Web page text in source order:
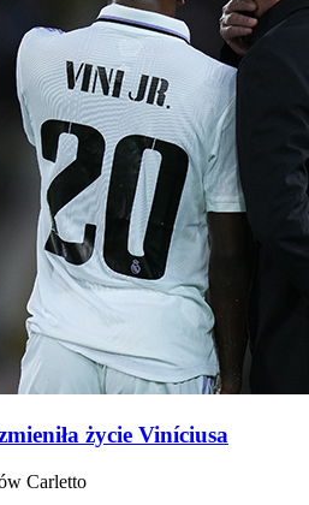
życie Viníciusa
Carletto